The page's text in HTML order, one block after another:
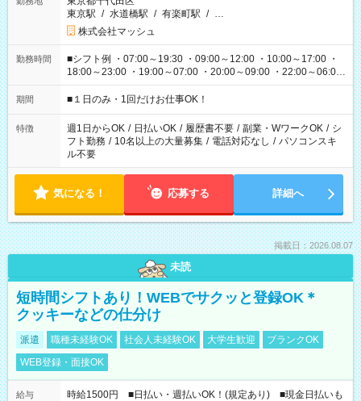
東京駅 / 水道橋駅 / 有楽町駅 / …
株式会社マッシュ
勤務時間
■シフト例 ・07:00～19:30 ・09:00～12:00 ・10:00～17:00 ・
18:00～23:00 ・19:00～07:00 ・20:00～09:00 ・22:00～06:00
etc ★最短で3時間で5,120円のお仕事から 15時間で2万円近く稼
げるお仕事も！ ご希望のお時間に合わせてご紹介！ ※シフトは
ください！
期間 ■１日のみ・1回だけお仕事OK！
特徴 週1日からOK / 日払いOK / 履歴書不要 / 副業・WワークOK / シ
フト勤務 / 10名以上の大量募集 / 電話対応なし / パソコンスキ
ル不要
気になる！ 応募する 詳細へ
掲載日：2026.08.07
未読
短時間シフトあり！WEBでサクッと登録OK＊
クッキーなどの仕分け
派遣 職種未経験OK 社会人未経験OK 大学生歓迎
ブランクOK
WEB登録・面接OK
給与
時給1500円 ■日払い・週払いOK！(規定あり) ■現金日払いも